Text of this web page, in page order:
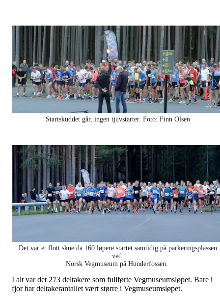
Startskuddet går, ingen tjuvstarter. Foto: Finn Olsen
Det var et flott skue da 160 løpere startet samtidig på parkeringsplassen
ved
Norsk Vegmuseum på Hunderfossen.
I alt var det 273 deltakere som fullførte Vegmuseumsløpet. Bare i
fjor har deltakerantallet vært større i Vegmuseumsløpet.